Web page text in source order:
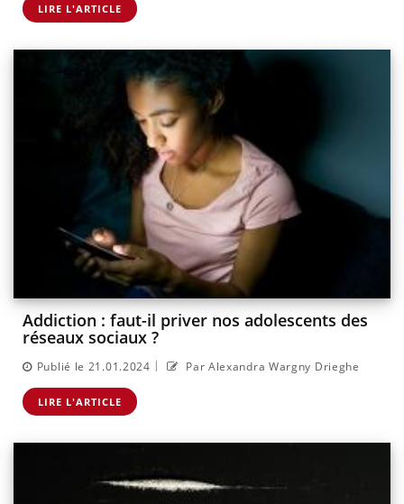
LIRE L'ARTICLE
Addiction : faut-il priver nos adolescents des
réseaux sociaux ?
Publié le 21.01.2024 | Par Alexandra Wargny Drieghe
LIRE L'ARTICLE